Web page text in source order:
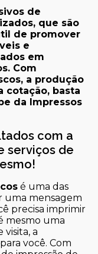
de
que são
de promover
e
em
Com
a produção
cotação, basta
da Impressos
com a
serviços de
é uma das
uma mensagem
precisa imprimir
mesmo uma
a
você. Com